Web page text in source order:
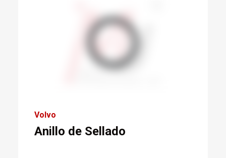
Volvo
Anillo de Sellado